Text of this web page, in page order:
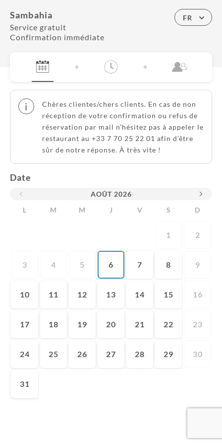
Sambahia
Service gratuit
Confirmation immédiate
FR
i
Chères clientes/chers clients. En cas de non
réception de votre confirmation ou refus de
réservation par mail n’hésitez pas à appeler le
restaurant au +33 7 70 25 22 01 afin d’être
sûr de notre réponse. À très vite !
Date
AOÛT 2026
L
M M J V S D
1 2
3 4 5 6 7 8 9
10 11 12 13 14 15 16
17 18 19 20 21 22 23
24 25 26 27 28 29 30
31